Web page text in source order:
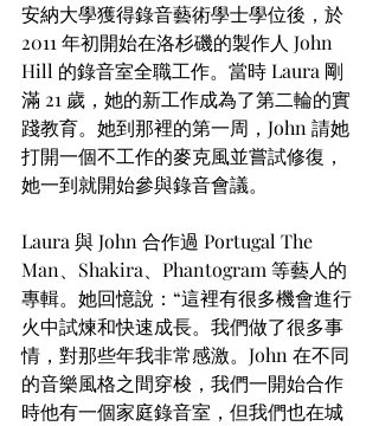
安納大學獲得錄音藝術學士學位後，於
2011 年初開始在洛杉磯的製作人 John
Hill 的錄音室全職工作。當時 Laura 剛
滿 21 歲，她的新工作成為了第二輪的實
踐教育。她到那裡的第一周，John 請她
打開一個不工作的麥克風並嘗試修復，
她一到就開始參與錄音會議。
Laura 與 John 合作過 Portugal The
Man、Shakira、Phantogram 等藝人的
專輯。她回憶說：“這裡有很多機會進行
火中試煉和快速成長。我們做了很多事
情，對那些年我非常感激。John 在不同
的音樂風格之間穿梭，我們一開始合作
時他有一個家庭錄音室，但我們也在城